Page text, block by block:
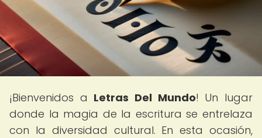
¡Bienvenidos a Letras Del Mundo! Un lugar
donde la magia de la escritura se entrelaza
con la diversidad cultural. En esta ocasión,